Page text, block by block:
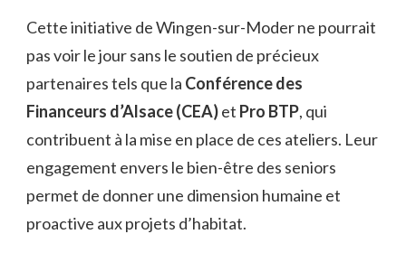
Cette initiative de Wingen-sur-Moder ne pourrait
pas voir le jour sans le soutien de précieux
partenaires tels que la Conférence des
Financeurs d’Alsace (CEA)et Pro BTP, qui
contribuent à la mise en place de ces ateliers. Leur
engagement envers le bien-être des seniors
permet de donner une dimension humaine et
proactive aux projets d’habitat.